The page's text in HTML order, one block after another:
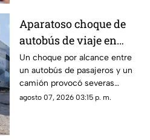
Aparatoso choque de
autobús de viaje en
carretera deja un
conductor prensado y
dos heridos
Un choque por alcance entre
un autobús de pasajeros y un
camión provocó severas
afectaciones viales. El
agosto 07, 2026 03:15 p. m.